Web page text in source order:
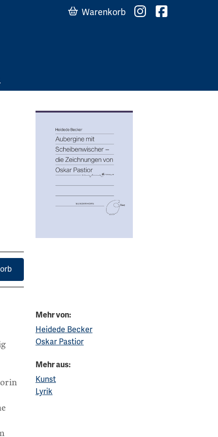
Warenkorb
Mehr von:
Heidede Becker
Oskar Pastior
Mehr aus:
Kunst
Lyrik